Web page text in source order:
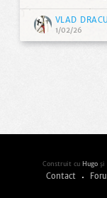
road, am
dreptul juvenil,
partea grafică,
VLAD
1/02/26
Construit cu Hugoşi
Contact